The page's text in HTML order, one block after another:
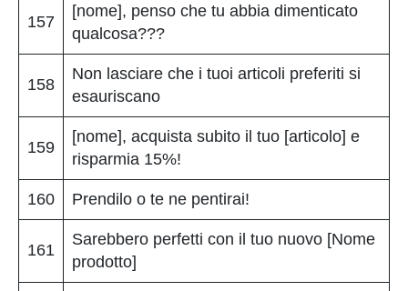
157
[nome], penso che tu abbia dimenticato
qualcosa???
158
Non lasciare che i tuoi articoli preferiti si
esauriscano
159
[nome], acquista subito il tuo [articolo] e
risparmia 15%!
160 Prendilo o te ne pentirai!
161
Sarebbero perfetti con il tuo nuovo [Nome
prodotto]